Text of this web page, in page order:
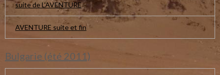
suite de L'AVENTURE
AVENTURE suite et fin
Bulgarie (été 2011)